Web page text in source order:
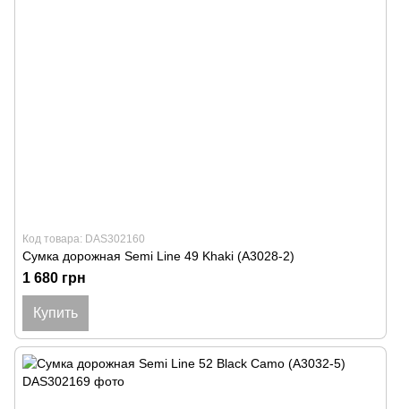
Код товара: DAS302160
Сумка дорожная Semi Line 49 Khaki (A3028-2)
1 680 грн
Купить